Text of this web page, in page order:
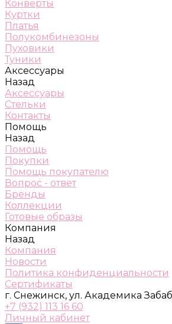
Конверты
Куртки
Платья
Полукомбинезоны
Пуховики
Туники
Аксессуары
Назад
Аксессуары
Стельки
Контакты
Помощь
Назад
Помощь
Покупки
Помощь покупателю
Вопрос - ответ
Бренды
Коллекции
Готовые образы
Компания
Назад
Компания
Новости
Политика конфиденциальности
Сертификаты
г. Снежинск, ул. Академика
+7 (932) 113 16 60
Личный кабинет